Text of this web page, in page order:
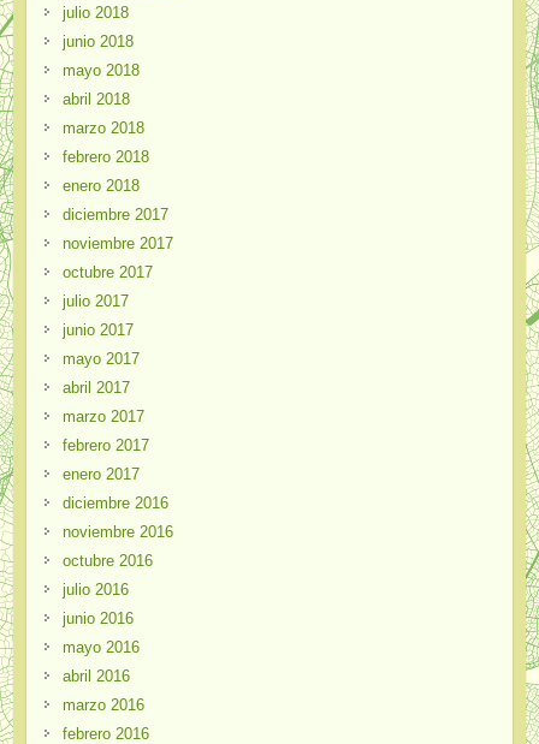
julio 2018
junio 2018
mayo 2018
abril 2018
marzo 2018
febrero 2018
enero 2018
diciembre 2017
noviembre 2017
octubre 2017
julio 2017
junio 2017
mayo 2017
abril 2017
marzo 2017
febrero 2017
enero 2017
diciembre 2016
noviembre 2016
octubre 2016
julio 2016
junio 2016
mayo 2016
abril 2016
marzo 2016
febrero 2016